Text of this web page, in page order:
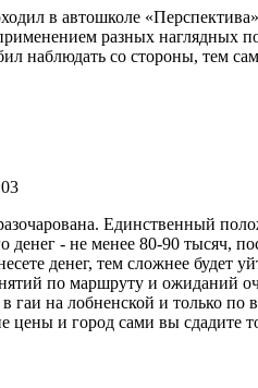
в автошколе
разных наглядных
наблюдать со стороны, тем
Единственный
денег - не менее 80-90 тысяч,
денег, тем сложнее будет
по маршруту и ожиданий
в гаи на лобненской и только
цены и город сами вы сдадите